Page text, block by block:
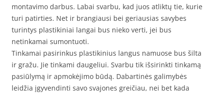
montavimo darbus. Labai svarbu, kad juos atliktų tie, kurie
turi patirties. Net ir brangiausi bei geriausias savybes
turintys plastikiniai langai bus nieko verti, jei bus
netinkamai sumontuoti.
Tinkamai pasirinkus plastikinius langus namuose bus šilta
ir gražu. Jie tinkami daugeliui. Svarbu tik išsirinkti tinkamą
pasiūlymą ir apmokėjimo būdą. Dabartinės galimybės
leidžia įgyvendinti savo svajones greičiau, nei bet kada